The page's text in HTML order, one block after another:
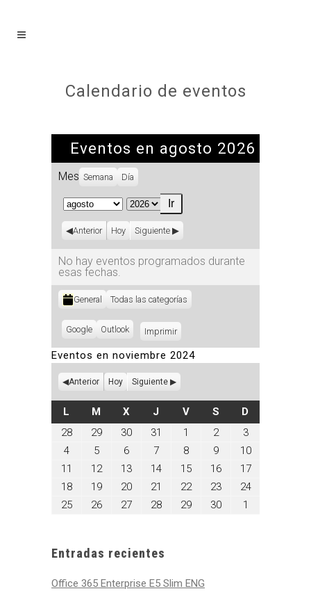
Calendario de eventos
Eventos en agosto 2026
Mes Semana Día
Mes
Año
Anterior Hoy Siguiente
No hay eventos programados durante
esas fechas.
Categorías
General Todas las categorías
Subscribe
Google
Subscribe
Outlook ImprimirVistas
Eventos en noviembre 2024
Anterior Hoy Siguiente
L LUNES
M MARTES
XMIÉRCOLES
J JUEVES
VVIERNES
SSÁBADO
D
28octubre
29octubre
30octubre
31
octubre
1
noviembre
2024
2noviembre
2024
3noviembre
3,
2024
4noviembre
4,
2024
5noviembre
5,
2024
6noviembre
6,
2024
7noviembre
7,
2024
8noviembre
8,
2024
9noviembre
9,
2024
10noviembre
10,
11
noviembre
2024
12noviembre
2024
13noviembre
2024
14noviembre
2024
15noviembre
2024
16noviembre
2024
17noviembre
2024
18noviembre
18,
2024
19noviembre
2024
20noviembre
20,
2024
21
noviembre
2024
22noviembre
2024
23noviembre
2024
24noviembre
25noviembre
26noviembre
27noviembre
28noviembre
29noviembre
30noviembre
1
Entradas recientes
Office 365 Enterprise E5 Slim ENG